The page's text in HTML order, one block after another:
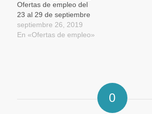
Ofertas de empleo del
23 al 29 de septiembre
septiembre 26, 2019
En «Ofertas de empleo»
0